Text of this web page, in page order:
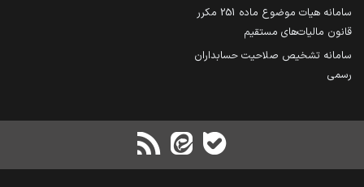
سامانه هیات موضوع ماده 251 مکرر
قانون مالیات‌های مستقیم
سامانه تشخیص صلاحیت حسابداران
رسمی